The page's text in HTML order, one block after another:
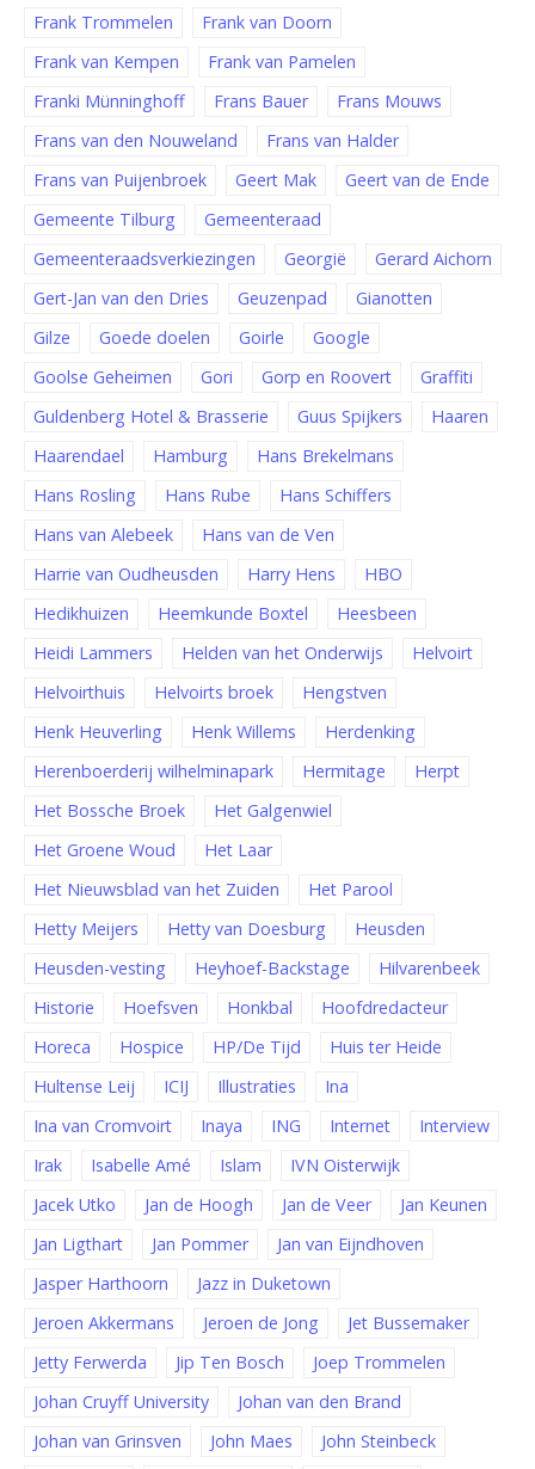
Frank Trommelen
Frank van Doorn
Frank van Kempen
Frank van Pamelen
Franki Münninghoff
Frans Bauer
Frans Mouws
Frans van den Nouweland
Frans van Halder
Frans van Puijenbroek
Geert Mak
Geert van de Ende
Gemeente Tilburg
Gemeenteraad
Gemeenteraadsverkiezingen
Georgië
Gerard Aichorn
Gert-Jan van den Dries
Geuzenpad
Gianotten
Gilze
Goede doelen Goirle
Google
Goolse Geheimen
Gori Gorp en Roovert
Graffiti
Guldenberg Hotel & Brasserie
Guus Spijkers
Haaren
Haarendael
Hamburg
Hans Brekelmans
Hans Rosling
Hans Rube
Hans Schiffers
Hans van Alebeek
Hans van de Ven
Harrie van Oudheusden
Harry Hens
HBO
Hedikhuizen
Heemkunde Boxtel
Heesbeen
Heidi Lammers
Helden van het Onderwijs
Helvoirt
Helvoirthuis
Helvoirts broek
Hengstven
Henk Heuverling
Henk Willems
Herdenking
Herenboerderij wilhelminapark
Hermitage
Herpt
Het Bossche Broek
Het Galgenwiel
Het Groene Woud
Het Laar
Het Nieuwsblad van het Zuiden
Het Parool
Hetty Meijers
Hetty van Doesburg
Heusden
Heusden-vesting
Heyhoef-Backstage
Hilvarenbeek
Historie
Hoefsven Honkbal
Hoofdredacteur
Horeca
Hospice HP/De Tijd
Huis ter Heide
Hultense Leij
ICIJ Illustraties
Ina
Ina van Cromvoirt
Inaya ING Internet
Interview
Irak
Isabelle Amé Islam
IVN Oisterwijk
Jacek Utko
Jan de Hoogh Jan de Veer
Jan Keunen
Jan Ligthart
Jan Pommer
Jan van Eijndhoven
Jasper Harthoorn
Jazz in Duketown
Jeroen Akkermans
Jeroen de Jong
Jet Bussemaker
Jetty Ferwerda
Jip Ten Bosch
Joep Trommelen
Johan Cruyff University
Johan van den Brand
Johan van Grinsven
John Maes John Steinbeck